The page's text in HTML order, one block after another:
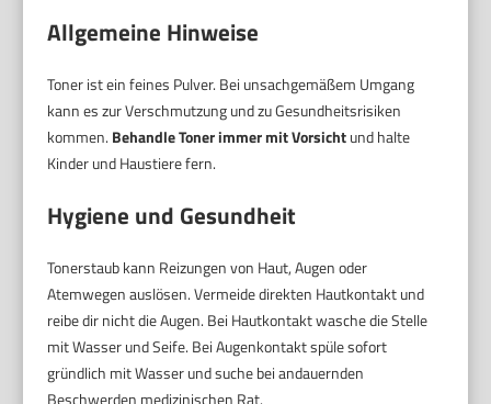
Allgemeine Hinweise
Toner ist ein feines Pulver. Bei unsachgemäßem Umgang
kann es zur Verschmutzung und zu Gesundheitsrisiken
kommen. Behandle Toner immer mit Vorsichtund halte
Kinder und Haustiere fern.
Hygiene und Gesundheit
Tonerstaub kann Reizungen von Haut, Augen oder
Atemwegen auslösen. Vermeide direkten Hautkontakt und
reibe dir nicht die Augen. Bei Hautkontakt wasche die Stelle
mit Wasser und Seife. Bei Augenkontakt spüle sofort
gründlich mit Wasser und suche bei andauernden
Beschwerden medizinischen Rat.